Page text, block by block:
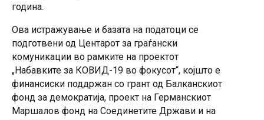
година.
Ова истражување и базата на податоци се
подготвени од Центарот за граѓански
комуникации во рамките на проектот
„Набавките за КОВИД-19 во фокусот“, којшто е
финансиски поддржан со грант од Балканскиот
фонд за демократија, проект на Германскиот
Маршалов фонд на Соединетите Држави и на